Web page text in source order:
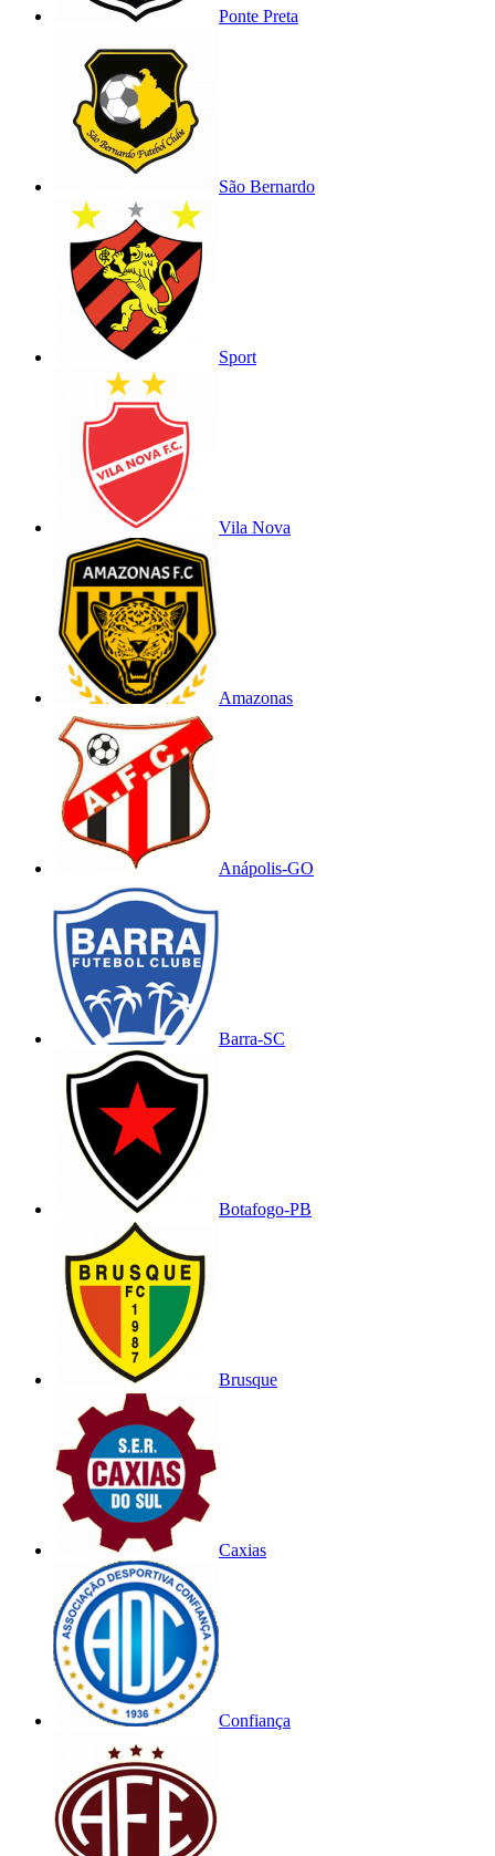
Ponte Preta
São Bernardo
Sport
Vila Nova
Amazonas
Anápolis-GO
Barra-SC
Botafogo-PB
Brusque
Caxias
Confiança